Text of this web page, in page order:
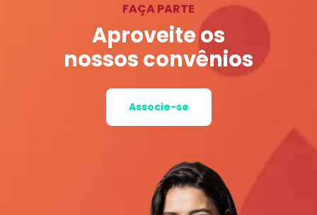
FAÇA PARTE
Aproveite os
nossos convênios
Associe-se